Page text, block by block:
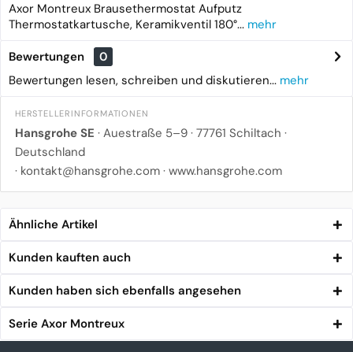
Axor Montreux Brausethermostat Aufputz
Thermostatkartusche, Keramikventil 180°... mehr
Bewertungen
0
Bewertungen lesen, schreiben und diskutieren... mehr
HERSTELLERINFORMATIONEN
Hansgrohe SE · Auestraße 5–9 · 77761 Schiltach ·
Deutschland
· kontakt@hansgrohe.com · www.hansgrohe.com
Ähnliche Artikel
Kunden kauften auch
Kunden haben sich ebenfalls angesehen
Serie Axor Montreux